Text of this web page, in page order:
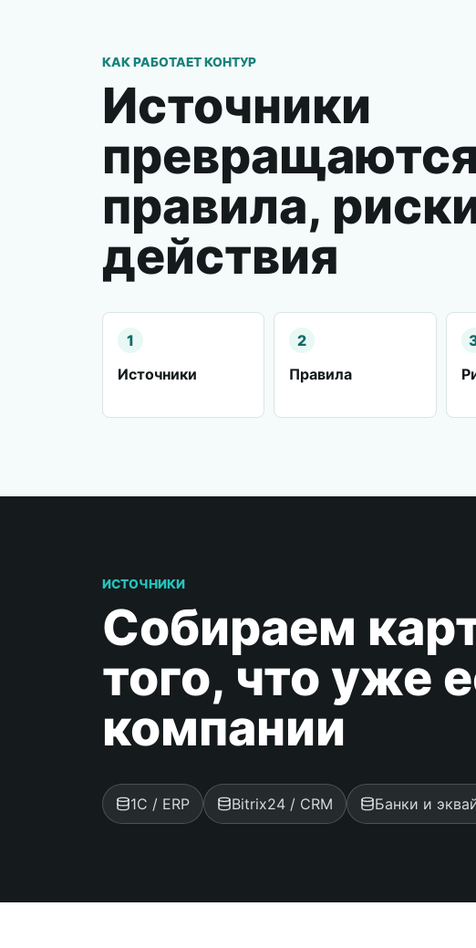
КАК РАБОТАЕТ КОНТУР
Источники
правила,
действия
1
Источники
2
Правила
ИСТОЧНИКИ
Собираем
того, что уже
компании
1С / ERP Bitrix24 / CRM Банки и